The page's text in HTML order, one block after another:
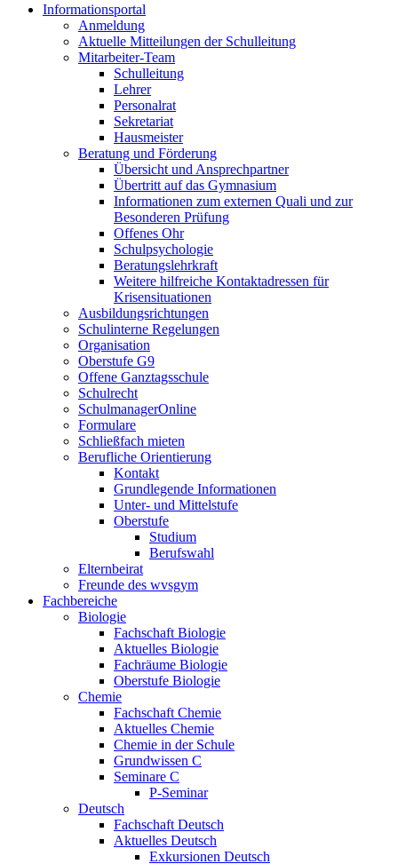
Informationsportal
Anmeldung
Aktuelle Mitteilungen der Schulleitung
Mitarbeiter-Team
Schulleitung
Lehrer
Personalrat
Sekretariat
Hausmeister
Beratung und Förderung
Übersicht und Ansprechpartner
Übertritt auf das Gymnasium
Informationen zum externen Quali und zur
Besonderen Prüfung
Offenes Ohr
Schulpsychologie
Beratungslehrkraft
Weitere hilfreiche Kontaktadressen für
Krisensituationen
Ausbildungsrichtungen
Schulinterne Regelungen
Organisation
Oberstufe G9
Offene Ganztagsschule
Schulrecht
SchulmanagerOnline
Formulare
Schließfach mieten
Berufliche Orientierung
Kontakt
Grundlegende Informationen
Unter- und Mittelstufe
Oberstufe
Studium
Berufswahl
Elternbeirat
Freunde des wvsgym
Fachbereiche
Biologie
Fachschaft Biologie
Aktuelles Biologie
Fachräume Biologie
Oberstufe Biologie
Chemie
Fachschaft Chemie
Aktuelles Chemie
Chemie in der Schule
Grundwissen C
Seminare C
P-Seminar
Deutsch
Fachschaft Deutsch
Aktuelles Deutsch
Exkursionen Deutsch